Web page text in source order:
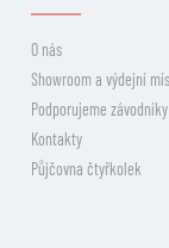
O nás
Showroom a výdejní
Podporujeme
Kontakty
Půjčovna čtyřkolek